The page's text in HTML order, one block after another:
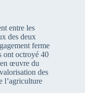
entre les
des deux
ferme
ont octroyé 40
œuvre du
des
l’agriculture